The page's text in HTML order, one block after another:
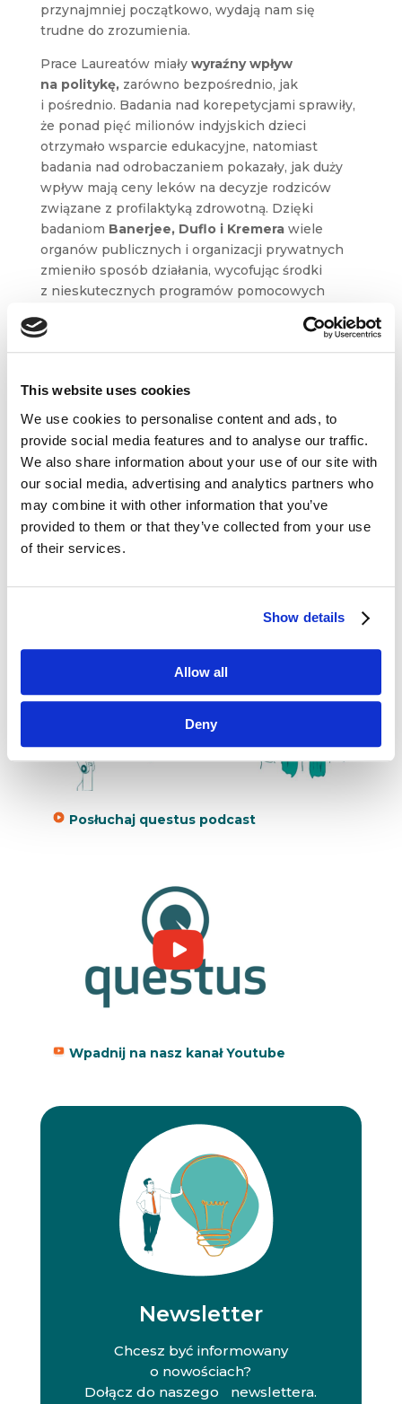
This website uses cookies
We use cookies to personalise content and ads, to
provide social media features and to analyse our traffic.
We also share information about your use of our site with
our social media, advertising and analytics partners who
may combine it with other information that you’ve
provided to them or that they’ve collected from your use
of their services.
Show details
Allow all
Deny
przynajmniej początkowo, wydają nam się
trudne do zrozumienia.
Prace Laureatów miały wyraźny wpływ
na politykę,zarówno bezpośrednio, jak
i pośrednio. Badania nad korepetycjami sprawiły,
że ponad pięć milionów indyjskich dzieci
otrzymało wsparcie edukacyjne, natomiast
badania nad odrobaczaniem pokazały, jak duży
wpływ mają ceny leków na decyzje rodziców
związane z profilaktyką zdrowotną. Dzięki
badaniom Banerjee, Duflo i Kremerawiele
organów publicznych i organizacji prywatnych
zmieniło sposób działania, wycofując środki
z nieskutecznych programów pomocowych
sensownie zagospodarowane.
i konsumpcją, może znacząco przyczyniać się
na rzeczywistość krajów o niskim dochodzie
i motywować do podejmowania decyzji służących
walce z ubóstwem.
Na podstawie:Popular science background:The
Prize in Economic Sciences 2019 (nobelprize.org)
Posłuchaj questus podcast
Wpadnij na nasz kanał Youtube
Newsletter
Chcesz być informowany
o nowościach?
Dołącz do naszego newslettera.